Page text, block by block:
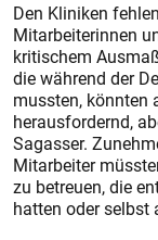
Den Kliniken
Mitarbeiterinnen
kritischem
die während der
mussten, könnten
herausfordernd,
Sagasser.
Mitarbeiter
zu betreuen, die
hatten oder selbst